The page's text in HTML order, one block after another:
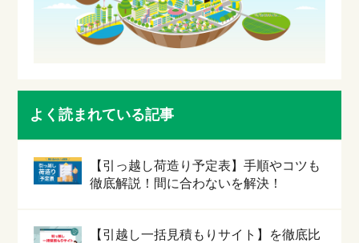
よく読まれている記事
【引っ越し荷造り予定表】手順やコツも
徹底解説！間に合わないを解決！
【引越し一括見積もりサイト】を徹底比